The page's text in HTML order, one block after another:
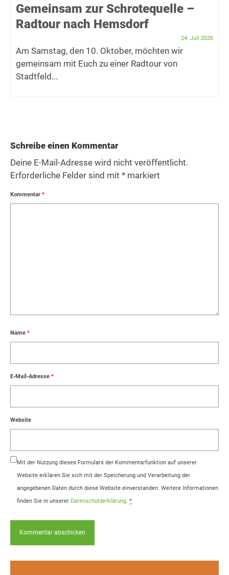
Gemeinsam zur Schrotequelle –
Radtour nach Hemsdorf
24. Juli 2026
Am Samstag, den 10. Oktober, möchten wir
gemeinsam mit Euch zu einer Radtour von
Stadtfeld...
Schreibe einen Kommentar
Deine E-Mail-Adresse wird nicht veröffentlicht.
Erforderliche Felder sind mit * markiert
Kommentar *
Name *
E-Mail-Adresse *
Website
Mit der Nutzung dieses Formulars der Kommentarfunktion auf unserer
Website erklären Sie sich mit der Speicherung und Verarbeitung der
angegebenen Daten durch diese Website einverstanden. Weitere Informationen
finden Sie in unserer Datenschutzerklärung. *